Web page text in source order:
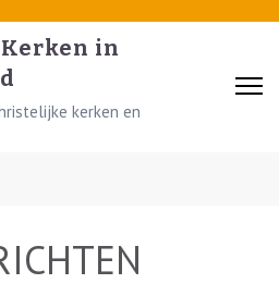
Kerken in
kerken en